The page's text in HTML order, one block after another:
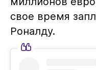
свое время
Роналду.